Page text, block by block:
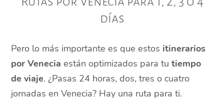
días
Pero lo más importante es que estos itinerarios
por Venecia están optimizados para tutiempo
de viaje. ¿Pasas 24 horas, dos, tres o cuatro
jornadas en Venecia? Hay una ruta para ti.